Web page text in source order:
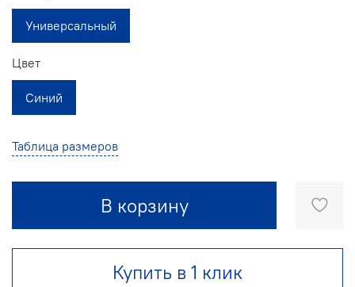
Таблица размеров
В корзину
Купить в 1 клик
Универсальный
Цвет
Синий